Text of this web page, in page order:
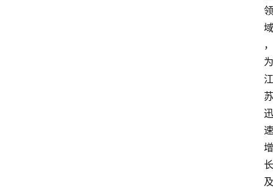
领
域
，
为
江
苏
迅
速
增
长
及